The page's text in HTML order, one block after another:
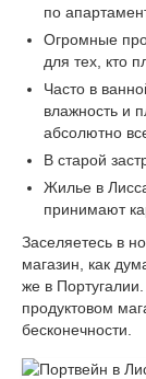
8
в
ТУРЦИЯ
Как
Босфор
Как
Босфор?
Как
по
Огромные
для тех, кто
Часто в
влажность и
абсолютно
В старой
Жилье в
принимают
Заселяетесь в
магазин, как
же в
продуктовом
бесконечности.